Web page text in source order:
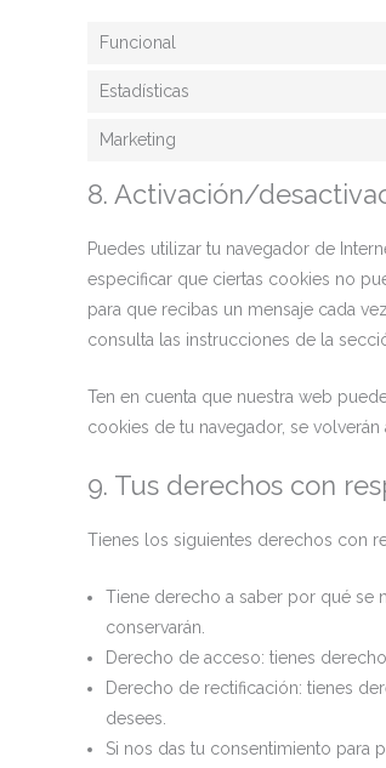
Funcional
Estadísticas
Marketing
8. Activación/
Puedes utilizar tu navegador de
especificar que ciertas cookies no
para que recibas un mensaje cada
consulta las instrucciones de la
Ten en cuenta que nuestra web
cookies de tu navegador, se
9. Tus derechos con
Tienes los siguientes derechos con
Tiene derecho a saber por qué se
conservarán.
Derecho de acceso: tienes
Derecho de rectificación: tienes
desees.
Si nos das tu consentimiento para